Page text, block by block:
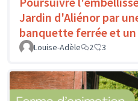
Jardin d'Aliénor par
banquette ferrée et un
Louise-Adèle 2 3